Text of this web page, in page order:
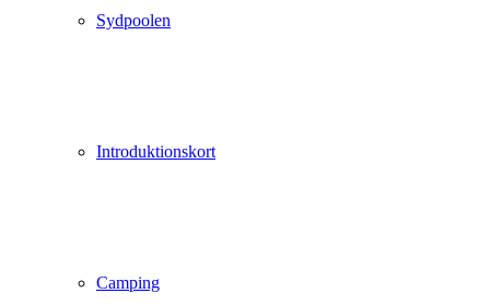
Sydpoolen
Introduktionskort
Camping